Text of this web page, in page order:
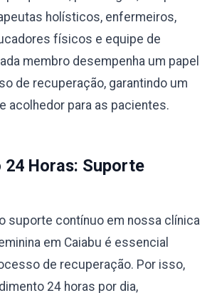
holísticos, enfermeiros,
físicos e equipe de
membro desempenha um papel
de recuperação, garantindo um
acolhedor para as pacientes.
Horas: Suporte
suporte contínuo em nossa clínica
em Caiabu é essencial
de recuperação. Por isso,
24 horas por dia,